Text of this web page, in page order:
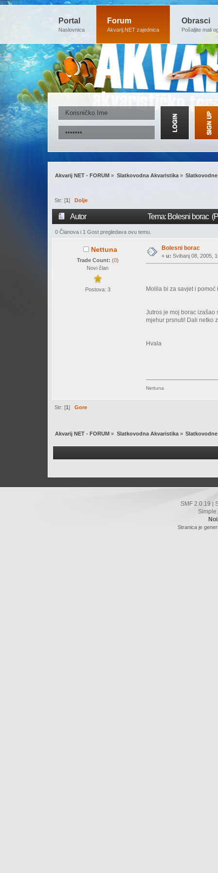
Portal
Naslovnica
Forum
Akvarij.NET zajednica
Obrasci
Pošaljite mali
Akvarij NET - FORUM » Slatkovodna Akvaristika»
Str: [1] Dolje
Autor Tema: Bolesni borac
0 Članova i 1 Gost pregledava ovu temu.
Nettuna
Trade Count: (0)
Novi član
Postova: 3
Bolesni borac
« u: Svibanj 08, 2005,
Molila bi za savjet i pomoć
Jutros je moj borac izašao
mjehur prsnuti! Dali netko
Hvala
Nettuna
Str: [1]Gore
Akvarij NET - FORUM » Slatkovodna Akvaristika»
SMF 2.0.19 |
Simple
Stranica je